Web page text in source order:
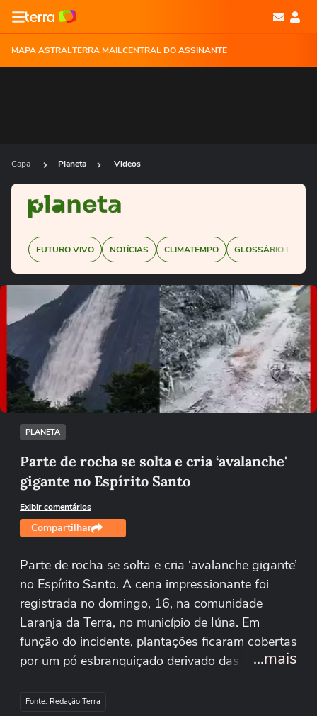
MAPA ASTRALTERRA MAILCENTRAL DO ASSINANTE
Capa Planeta Videos
FUTURO VIVO NOTÍCIAS CLIMATEMPO GLOSSÁRIO DE
Ops!
Não foi possível reproduzir o vídeo
Tentar novamente
PLANETA
Parte de rocha se solta e cria ‘avalanche'
gigante no Espírito Santo
Exibir comentários
Compartilhar
Parte de rocha se solta e cria ‘avalanche gigante’
no Espírito Santo. A cena impressionante foi
registrada no domingo, 16, na comunidade
Laranja da Terra, no município de Iúna. Em
função do incidente, plantações ficaram cobertas
por um pó esbranquiçado derivado das pedras.
moradores relataram que cerca de 5 mil pés de
...mais
Fonte: Redação Terra